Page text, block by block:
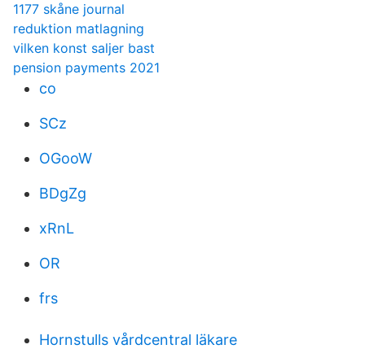
1177 skåne journal
reduktion matlagning
vilken konst saljer bast
pension payments 2021
co
SCz
OGooW
BDgZg
xRnL
OR
frs
Hornstulls vårdcentral läkare